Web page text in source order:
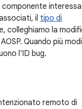
componente
il tipo di
colleghiamo la
Quando più
l'ID bug.
remoto di